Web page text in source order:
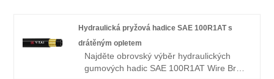
produkty mají dobrou cenovou výhodu a
amerických trhů. Těšíme se, že se
staneme vaším dlouhodobým partnerem v
Číně.
Hydraulická pryžová hadice SAE 100R1AT s
drátěným opletem
Najděte obrovský výběr hydraulických
gumových hadic SAE 100R1AT Wire Braid